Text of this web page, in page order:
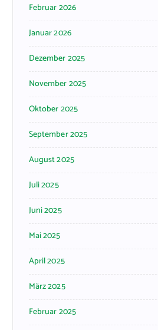
Februar 2026
Januar 2026
Dezember 2025
November 2025
Oktober 2025
September 2025
August 2025
Juli 2025
Juni 2025
Mai 2025
April 2025
März 2025
Februar 2025